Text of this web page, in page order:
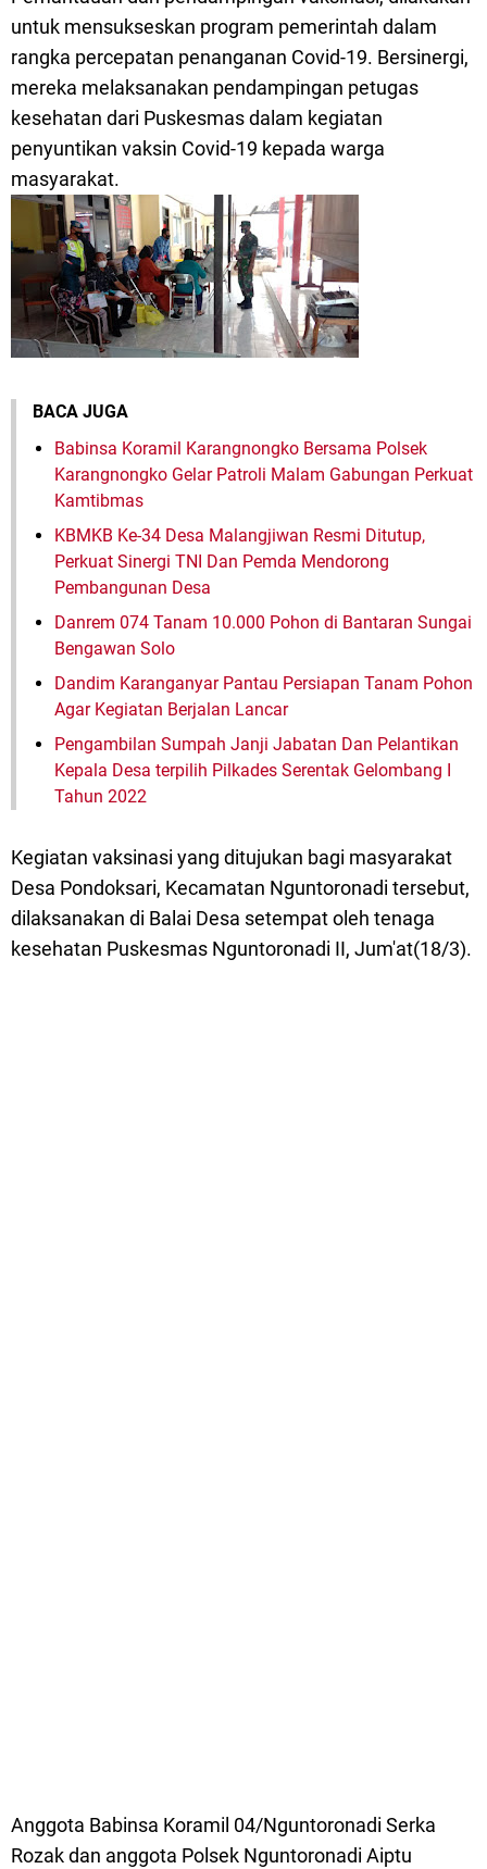
untuk mensukseskan program pemerintah dalam
rangka percepatan penanganan Covid-19. Bersinergi,
mereka melaksanakan pendampingan petugas
kesehatan dari Puskesmas dalam kegiatan
penyuntikan vaksin Covid-19 kepada warga
masyarakat.
BACA JUGA
Babinsa Koramil Karangnongko Bersama Polsek
Karangnongko Gelar Patroli Malam Gabungan Perkuat
Kamtibmas
KBMKB Ke-34 Desa Malangjiwan Resmi Ditutup,
Perkuat Sinergi TNI Dan Pemda Mendorong
Pembangunan Desa
Danrem 074 Tanam 10.000 Pohon di Bantaran Sungai
Bengawan Solo
Dandim Karanganyar Pantau Persiapan Tanam Pohon
Agar Kegiatan Berjalan Lancar
Pengambilan Sumpah Janji Jabatan Dan Pelantikan
Kepala Desa terpilih Pilkades Serentak Gelombang I
Tahun 2022
Kegiatan vaksinasi yang ditujukan bagi masyarakat
Desa Pondoksari, Kecamatan Nguntoronadi tersebut,
dilaksanakan di Balai Desa setempat oleh tenaga
kesehatan Puskesmas Nguntoronadi II, Jum'at(18/3).
Anggota Babinsa Koramil 04/Nguntoronadi Serka
Rozak dan anggota Polsek Nguntoronadi Aiptu